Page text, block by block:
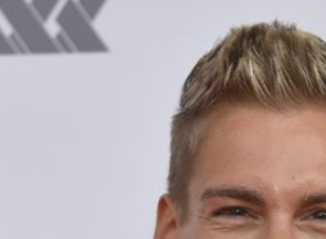
Filme &
Lifestyle
Familie & Liebe
Promiflash